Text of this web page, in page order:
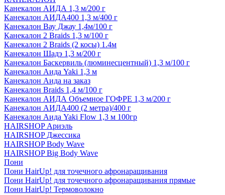
Канекалон АИДА 1,3 м/200 г
Канекалон АИДА400 1,3 м/400 г
Канекалон Вау Джау 1,4м/100 г
Канекалон 2 Braids 1,3 м/100 г
Канекалон 2 Braids (2 косы) 1.4м
Канекалон Шадэ 1,3 м/200 г
Канекалон Баскервиль (люминесцентный) 1,3 м/100 г
Канекалон Аида Yaki 1,3 м
Канекалон Аида на заказ
Канекалон Braids 1,4 м/100 г
Канекалон АИДА Объемное ГОФРЕ 1,3 м/200 г
Канекалон АИДА400 (2 метра)/400 г
Канекалон Аида Yaki Flow 1,3 м 100гр
HAIRSHOP Ариэль
HAIRSHOP Джессика
HAIRSHOP Body Wave
HAIRSHOP Big Body Wave
Пони
Пони HairUp! для точечного афронаращивания
Пони HairUp! для точечного афронаращивания прямые
Пони HairUp! Термоволокно